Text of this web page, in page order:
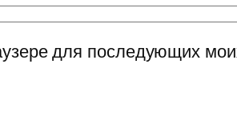
для последующих